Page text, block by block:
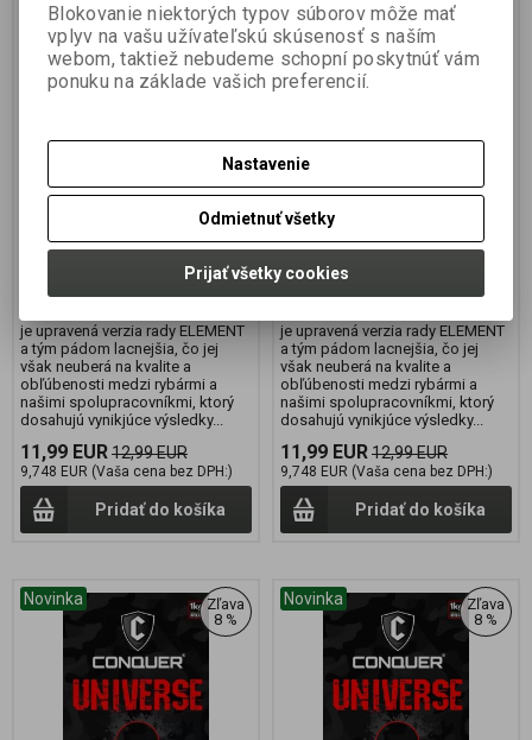
Boilies UNIVERSE 1kg
Katalógové číslo:CON007/SKS24
Záruka (mesiacov):
Hmotnosť balenia:1 kg
je upravená verzia rady ELEMENT
a tým pádom lacnejšia, čo jej
však neuberá na kvalite a
obľúbenosti medzi rybármi a
našimi spolupracovníkmi, ktorý
dosahujú vynikjúce výsledky...
11,99 EUR12,99 EUR
9,748 EUR (Vaša cena bez DPH:)
Pridať do košíka
Boilies UNIVERSE 1kg
Výrobca:
Katalógové číslo:CON007/RRF24
Termín dodania (dni):
Hmotnosť balenia:1 kg
Počet v balení:
je upravená verzia rady ELEMENT
a tým pádom lacnejšia, čo jej
však neuberá na kvalite a
obľúbenosti medzi rybármi a
našimi spolupracovníkmi, ktorý
dosahujú vynikjúce výsledky...
11,99 EUR12,99 EUR
9,748 EUR (Vaša cena bez DPH:)
Pridať do košíka
Novinka
Zľava
8 %
Novinka
Zľava
8 %
Blokovanie niektorých typov súborov môže mať
vplyv na vašu užívateľskú skúsenosť s naším
webom, taktiež nebudeme schopní poskytnúť vám
ponuku na základe vašich preferencií.
Nastavenie
Odmietnuť všetky
Prijať všetky cookies